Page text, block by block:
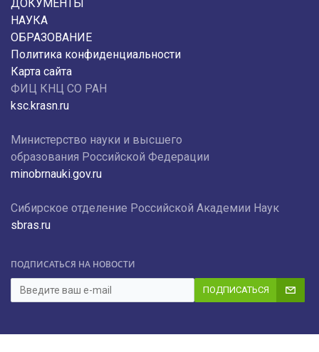
ДОКУМЕНТЫ
НАУКА
ОБРАЗОВАНИЕ
Политика конфиденциальности
Карта сайта
ФИЦ КНЦ СО РАН
ksc.krasn.ru
Министерство науки и высшего
образования Российской Федерации
minobrnauki.gov.ru
Сибирское отделение Российской Академии Наук
sbras.ru
ПОДПИСАТЬСЯ НА НОВОСТИ
ПОДПИСАТЬСЯ